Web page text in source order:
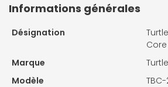
Informations générales
Désignation
Marque
Modèle